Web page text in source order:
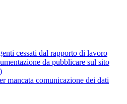
cessati dal rapporto di lavoro
da pubblicare sul sito
mancata comunicazione dei dati